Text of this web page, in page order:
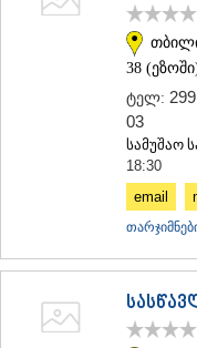
38
ტელ:
03
სამუშაო
18:30
email